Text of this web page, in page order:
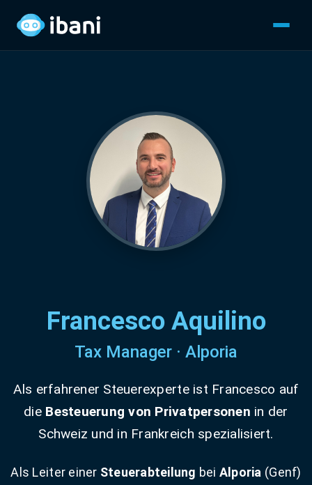
Francesco Aquilino
Tax Manager · Alporia
Als erfahrener Steuerexperte ist Francesco auf
die Besteuerung von Privatpersonen in der
Schweiz und in Frankreich spezialisiert.
Als Leiter einer Steuerabteilung bei Alporia (Genf)